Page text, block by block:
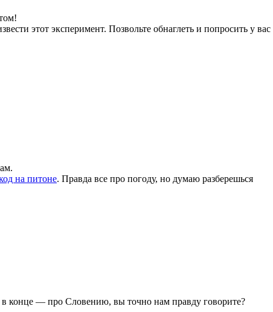
этот эксперимент. Позвольте обнаглеть и попросить у
на питоне. Правда все про погоду, но думаю разберешься
в конце — про Словению, вы точно нам правду говорите?